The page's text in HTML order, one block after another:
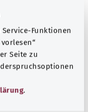
Funktionen
Seite zu
.